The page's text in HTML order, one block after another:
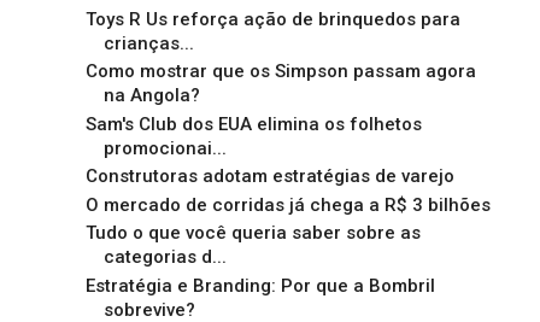
Toys R Us reforça ação de brinquedos para
crianças...
Como mostrar que os Simpson passam agora
na Angola?
Sam's Club dos EUA elimina os folhetos
promocionai...
Construtoras adotam estratégias de varejo
O mercado de corridas já chega a R$ 3 bilhões
Tudo o que você queria saber sobre as
categorias d...
Estratégia e Branding: Por que a Bombril
sobrevive?